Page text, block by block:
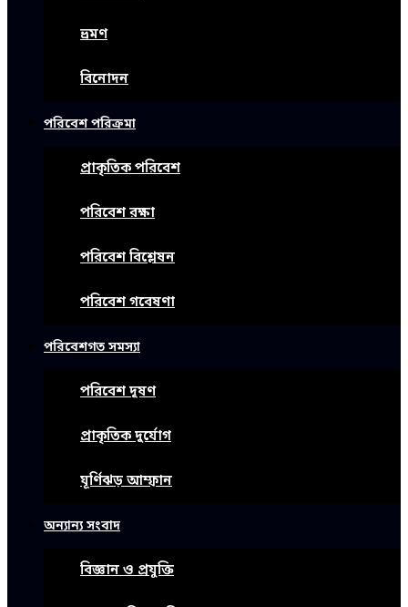
ভ্রমণ
বিনোদন
পরিবেশ পরিক্রমা
প্রাকৃতিক পরিবেশ
পরিবেশ রক্ষা
পরিবেশ বিশ্লেষন
পরিবেশ গবেষণা
পরিবেশগত সমস্যা
পরিবেশ দূষণ
প্রাকৃতিক দুর্যোগ
ঘূর্ণিঝড় আম্ফান
অন্যান্য সংবাদ
বিজ্ঞান ও প্রযুক্তি